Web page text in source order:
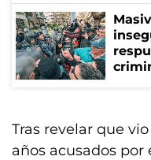
Tras revelar que
años acusados